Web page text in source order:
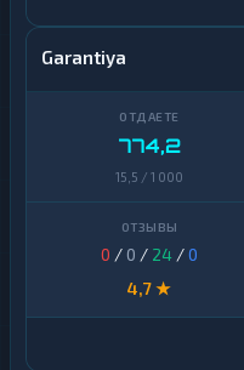
Garantiya
774,2
15,5 / 1 000
0 / 0 / 24 /0
4,7 ★